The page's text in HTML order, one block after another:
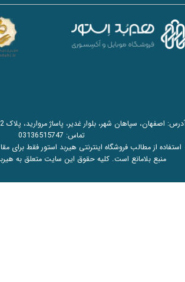
تماس: 03136515747
استفاده از مطالب فروشگاه اینترنتی هیربد استور فقط برای
منبع بلامانع است. کلیه حقوق این سایت متعلق به